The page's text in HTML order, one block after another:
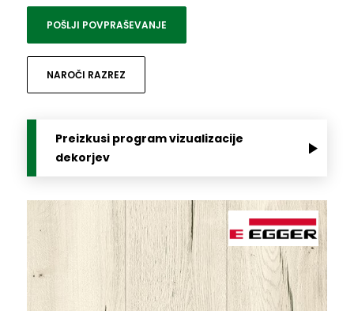
POŠLJI POVPRAŠEVANJE
NAROČI RAZREZ
Preizkusi program vizualizacije
dekorjev